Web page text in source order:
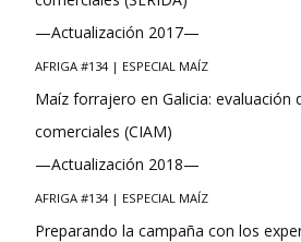
—Actualización 2017—
AFRIGA #134 | ESPECIAL MAÍZ
Maíz forrajero en Galicia: evaluación
comerciales (CIAM)
—Actualización 2018—
AFRIGA #134 | ESPECIAL MAÍZ
Preparando la campaña con los